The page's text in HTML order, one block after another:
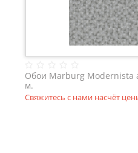
Обои Marburg Modernista
м.
Свяжитесь с нами насчёт